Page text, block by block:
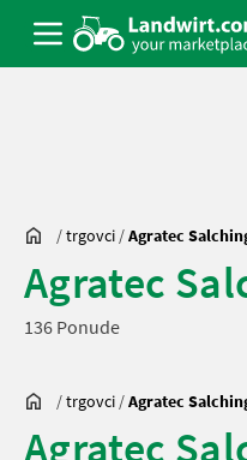
/trgovci /Agratec
Agratec
136 Ponude
/trgovci /Agratec
Agratec